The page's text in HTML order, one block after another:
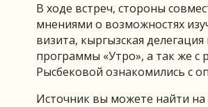
В ходе встреч, стороны
мнениями о возможностях
визита, кыргызская
программы «Утро», а так же с
Рысбековой ознакомились с
Источник вы можете найти